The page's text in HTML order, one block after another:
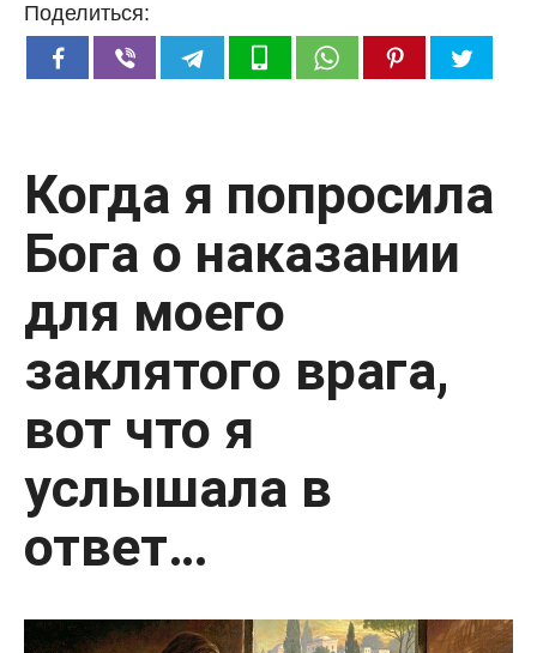
Поделиться:
Когда я попросила
Бога о наказании
для моего
заклятого врага,
вот что я
услышала в
ответ…